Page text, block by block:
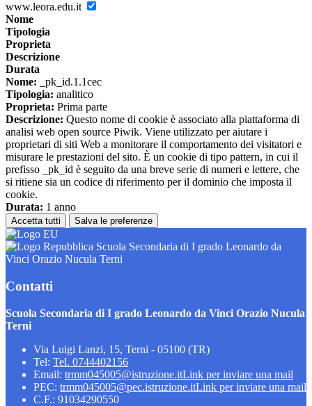
www.leora.edu.it
Nome
Tipologia
Proprieta
Descrizione
Durata
Nome: _pk_id.1.1cec
Tipologia: analitico
Proprieta: Prima parte
Descrizione: Questo nome di cookie è associato alla piattaforma di
analisi web open source Piwik. Viene utilizzato per aiutare i
proprietari di siti Web a monitorare il comportamento dei visitatori e
misurare le prestazioni del sito. È un cookie di tipo pattern, in cui il
prefisso _pk_id è seguito da una breve serie di numeri e lettere, che
si ritiene sia un codice di riferimento per il dominio che imposta il
cookie.
Durata: 1 anno
Accetta tutti Salva le preferenze
Scuola Secondaria di I grado Leonardo da
Vinci Orazio Nucula Terni
Contatti
Scuola Secondaria di I grado Leonardo da Vinci Orazio Nucula
Terni
Via Luigi Lanzi, 15, Terni - 05100 (TR)
Tel: Tel. 0744402156
Email: trmm045005@istruzione.itLink per inviare una mail
PEC: trmm045005@pec.istruzione.itLink per inviare una mail
C.F.: 91034290550